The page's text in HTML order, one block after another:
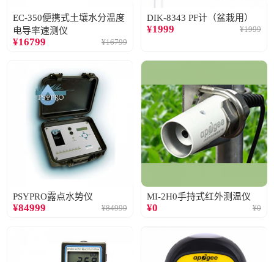
EC-350便携式土壤水分温度
电导率速测仪
¥16799 ¥16799
DIK-8343 PF计（盆栽用）
¥1999 ¥1999
PSYPRO露点水势仪
¥84999 ¥84999
MI-2H0手持式红外测温仪
¥0 ¥0